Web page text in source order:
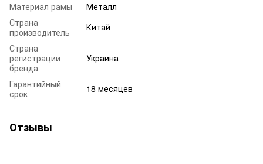
Материал рамы
Металл
Страна
производитель
Китай
Страна
регистрации
бренда
Украина
Гарантийный
срок
18 месяцев
Отзывы